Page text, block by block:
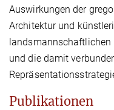
Auswirkungen der
Architektur und
landsmannschaftlichen
und die damit
Publikationen